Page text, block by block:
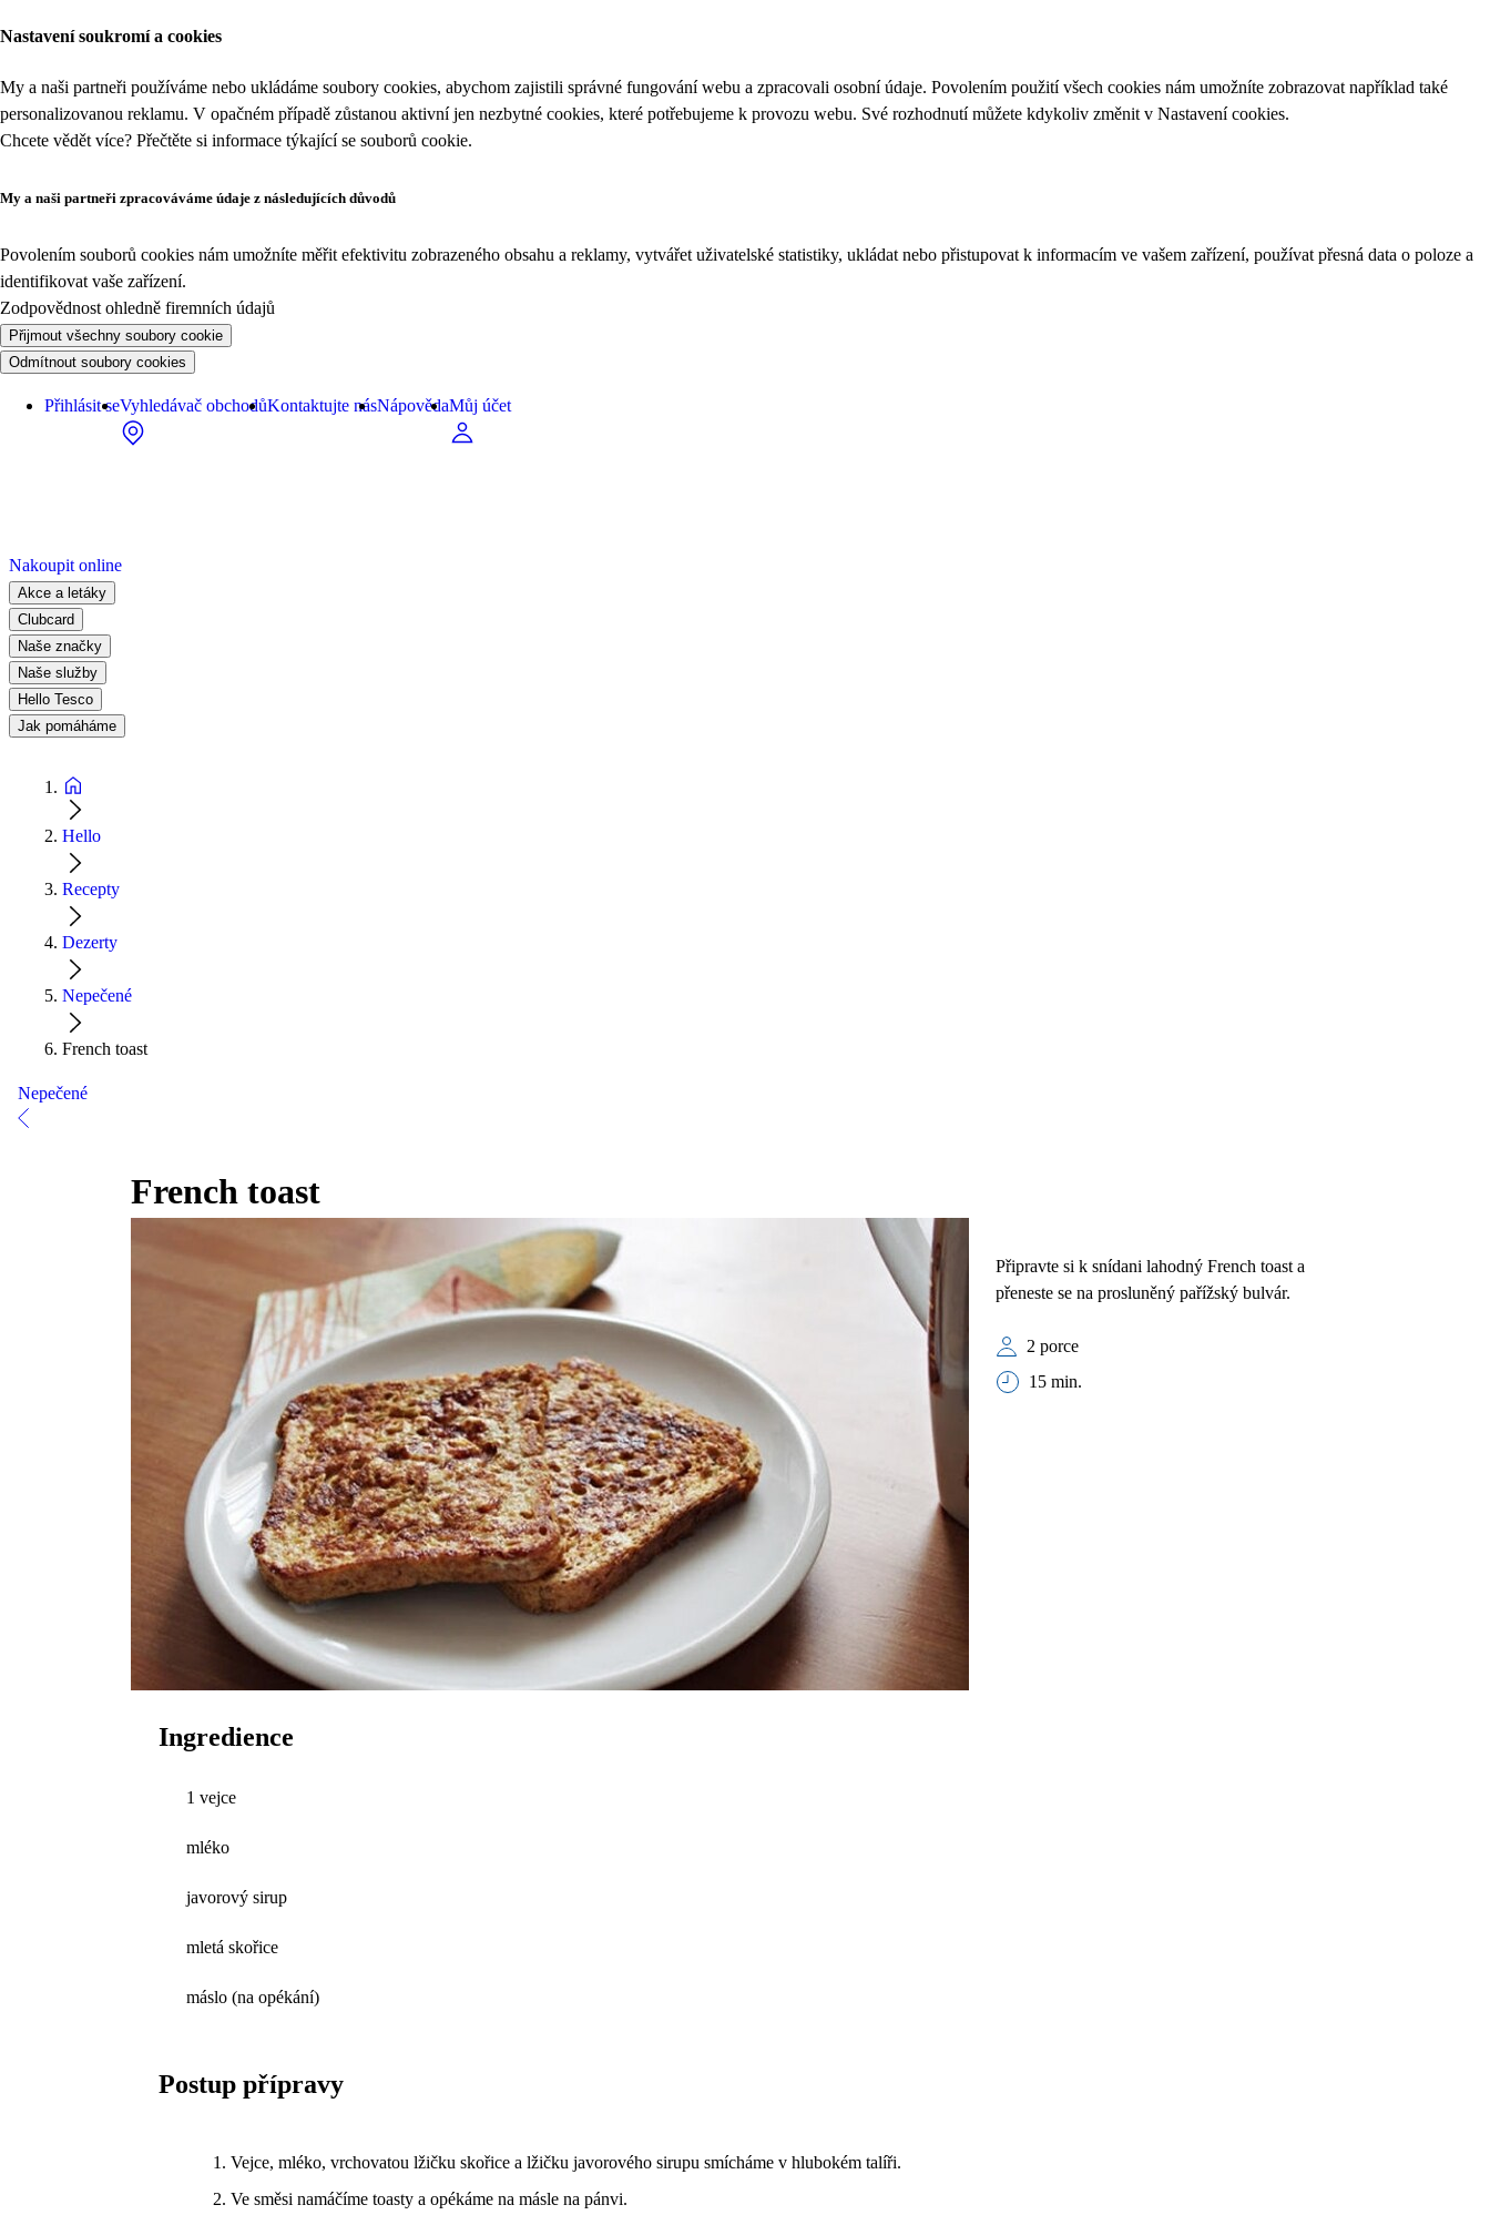
Nastavení soukromí a cookies
My a naši partneři používáme nebo ukládáme soubory cookies, abychom zajistili správné fungování webu a zpracovali osobní údaje. Povolením použití všech cookies nám umožníte zobrazovat například také
personalizovanou reklamu. V opačném případě zůstanou aktivní jen nezbytné cookies, které potřebujeme k provozu webu. Své rozhodnutí můžete kdykoliv změnit v Nastavení cookies.
Chcete vědět více? Přečtěte si informace týkající se souborů cookie.
My a naši partneři zpracováváme údaje z následujících důvodů
Povolením souborů cookies nám umožníte měřit efektivitu zobrazeného obsahu a reklamy, vytvářet uživatelské statistiky, ukládat nebo přistupovat k informacím ve vašem zařízení, používat přesná data o poloze a
identifikovat vaše zařízení.
Zodpovědnost ohledně firemních údajů
Přijmout všechny soubory cookie
Odmítnout soubory cookies
Přihlásit seVyhledávač obchodůKontaktujte násNápovědaMůj účet
Nakoupit online
Akce a letáky
Clubcard
Naše značky
Naše služby
Hello Tesco
Jak pomáháme
Hello
Recepty
Dezerty
Nepečené
French toast
Nepečené
French toast
Připravte si k snídani lahodný French toast a
přeneste se na prosluněný pařížský bulvár.
2 porce
15 min.
Ingredience
1 vejce
mléko
javorový sirup
mletá skořice
máslo (na opékání)
Postup přípravy
Vejce, mléko, vrchovatou lžičku skořice a lžičku javorového sirupu smícháme v hlubokém talíři.
Ve směsi namáčíme toasty a opékáme na másle na pánvi.